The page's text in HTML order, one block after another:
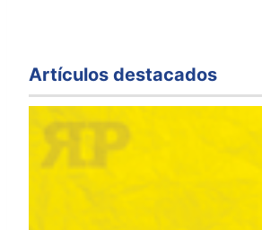
Artículos destacados